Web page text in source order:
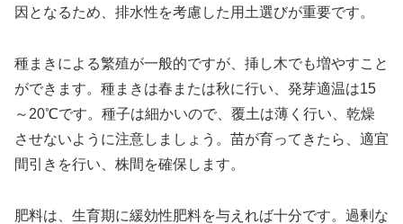
因となるため、排水性を考慮した用土選びが重要です。
種まきによる繁殖が一般的ですが、挿し木でも増やすこと
ができます。種まきは春または秋に行い、発芽適温は15
～20℃です。種子は細かいので、覆土は薄く行い、乾燥
させないように注意しましょう。苗が育ってきたら、適宜
間引きを行い、株間を確保します。
肥料は、生育期に緩効性肥料を与えれば十分です。過剰な